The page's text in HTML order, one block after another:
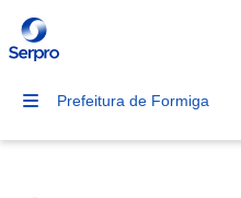
Prefeitura de Formiga